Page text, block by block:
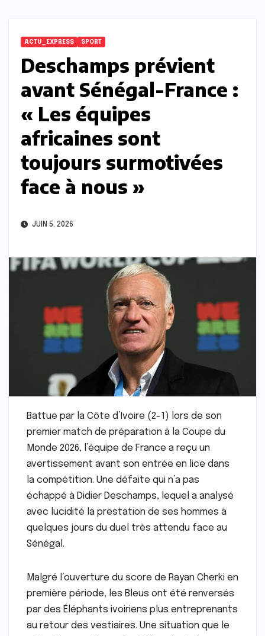
ACTU_EXPRESS SPORT
Deschamps prévient
avant Sénégal-France :
« Les équipes
africaines sont
toujours surmotivées
face à nous »
JUIN 5, 2026
Battue par la Côte d’Ivoire (2-1) lors de son
premier match de préparation à la Coupe du
Monde 2026, l’équipe de France a reçu un
avertissement avant son entrée en lice dans
la compétition. Une défaite qui n’a pas
échappé à Didier Deschamps, lequel a analysé
avec lucidité la prestation de ses hommes à
quelques jours du duel très attendu face au
Sénégal.
Malgré l’ouverture du score de Rayan Cherki en
première période, les Bleus ont été renversés
par des Éléphants ivoiriens plus entreprenants
au retour des vestiaires. Une situation que le